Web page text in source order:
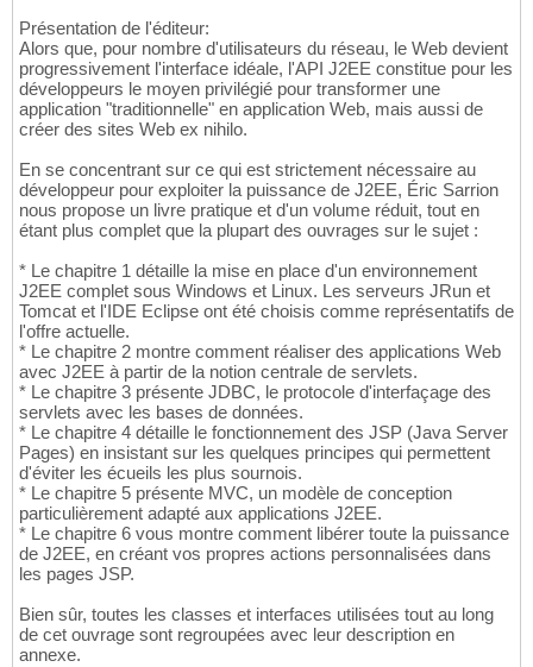
Présentation de l'éditeur:
Alors que, pour nombre d'utilisateurs du réseau, le Web devient
progressivement l'interface idéale, l'API J2EE constitue pour les
développeurs le moyen privilégié pour transformer une
application "traditionnelle" en application Web, mais aussi de
créer des sites Web ex nihilo.
En se concentrant sur ce qui est strictement nécessaire au
développeur pour exploiter la puissance de J2EE, Éric Sarrion
nous propose un livre pratique et d'un volume réduit, tout en
étant plus complet que la plupart des ouvrages sur le sujet :
* Le chapitre 1 détaille la mise en place d'un environnement
J2EE complet sous Windows et Linux. Les serveurs JRun et
Tomcat et l'IDE Eclipse ont été choisis comme représentatifs de
l'offre actuelle.
* Le chapitre 2 montre comment réaliser des applications Web
avec J2EE à partir de la notion centrale de servlets.
* Le chapitre 3 présente JDBC, le protocole d'interfaçage des
servlets avec les bases de données.
* Le chapitre 4 détaille le fonctionnement des JSP (Java Server
Pages) en insistant sur les quelques principes qui permettent
d'éviter les écueils les plus sournois.
* Le chapitre 5 présente MVC, un modèle de conception
particulièrement adapté aux applications J2EE.
* Le chapitre 6 vous montre comment libérer toute la puissance
de J2EE, en créant vos propres actions personnalisées dans
les pages JSP.
Bien sûr, toutes les classes et interfaces utilisées tout au long
de cet ouvrage sont regroupées avec leur description en
annexe.